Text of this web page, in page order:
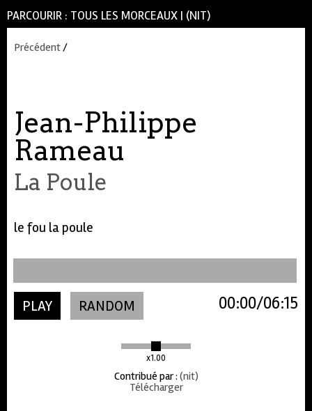
PARCOURIR : TOUS LES MORCEAUX | (NIT)
Précédent/
Jean-Philippe
Rameau
La Poule
le fou la poule
PLAY RANDOM
x1.00
06:15
00:00
Contribué par: (nit)
Télécharger